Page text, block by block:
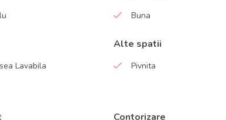
Buna
Lavabila
Alte spatii
Pivnita
Contorizare